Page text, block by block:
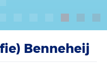
Benneheij